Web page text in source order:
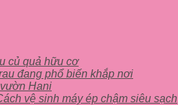
củ quả hữu cơ
đang phổ biến khắp nơi
Hani
vệ sinh máy ép chậm siêu sạch